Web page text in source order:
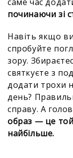
починаючи зі
Навіть якщо
спробуйте
зору.
святкуєте з
додати трохи
день?
справу. А
образ — це
найбільше.